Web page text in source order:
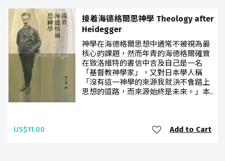
接着海德格爾思神學 Theology after
Heidegger
神學在海德格爾思想中通常不被視為最
核心的課題，然而年青的海德格爾確曾
在致洛維特的書信中言及自己是一名
「基督教神學家」，又對日本學人稱
「沒有這一神學的來源我就決不會踏上
思想的道路，而來源始終是未來。」本..
US$11.00 Add to Cart